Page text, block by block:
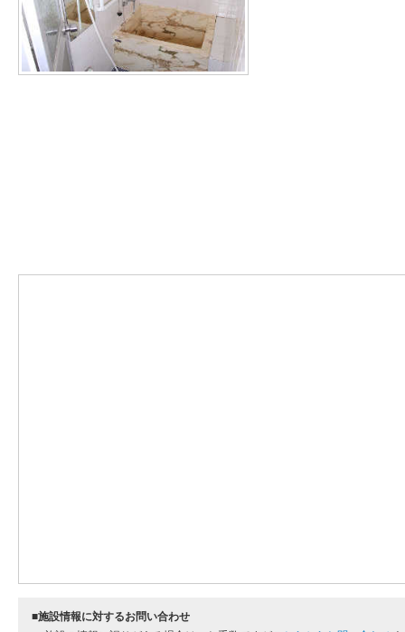
■施設情報に対するお問い合わせ